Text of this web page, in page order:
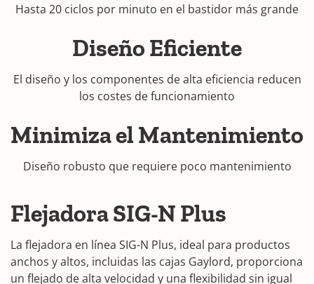
Hasta 20 ciclos por minuto en el bastidor más grande
Diseño Eficiente
El diseño y los componentes de alta eficiencia reducen
los costes de funcionamiento
Minimiza el Mantenimiento
Diseño robusto que requiere poco mantenimiento
Flejadora SIG-N Plus
La flejadora en línea SIG-N Plus, ideal para productos
anchos y altos, incluidas las cajas Gaylord, proporciona
un flejado de alta velocidad y una flexibilidad sin igual